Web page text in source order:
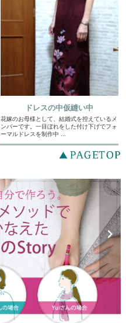
ドレスの中仮縫い中
花嫁のお母様として、結婚式を控えているメ
ンバーです。一目ぼれをした付け下げでフォ
ーマルドレスを制作中 ...